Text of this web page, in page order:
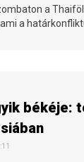
a
a
békéje: